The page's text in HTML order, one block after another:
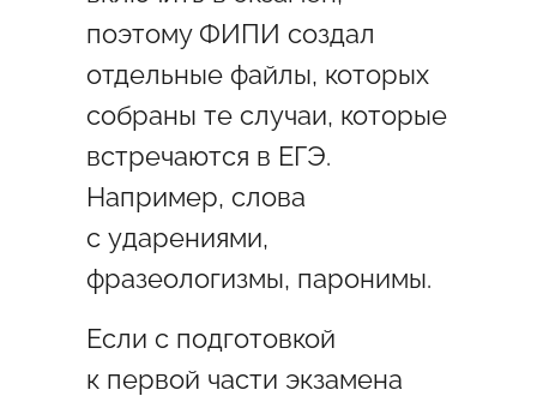
поэтому ФИПИ создал
отдельные файлы, которых
собраны те случаи, которые
встречаются в ЕГЭ.
Например, слова
с ударениями,
фразеологизмы, паронимы.
Если с подготовкой
к первой части экзамена